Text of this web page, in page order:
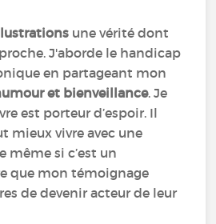
une vérité dont
J'aborde le handicap
en partageant mon
et bienveillance. Je
est porteur d’espoir. Il
mieux vivre avec une
même si c’est un
que mon témoignage
de devenir acteur de leur